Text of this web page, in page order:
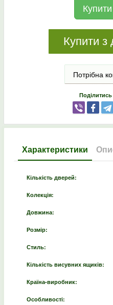
Купити з
Потрібна
Характеристики
Кількість дверей:
Колекція:
Довжина:
Розмір:
Стиль:
Кількість висувних ящиків:
Країна-виробник:
Особливості: